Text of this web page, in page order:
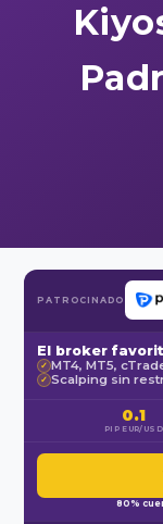
PATROCINADO
El broker
✓ MT4, MT5,
✓ Scalping sin
0.1
PIP EUR/USD
80%